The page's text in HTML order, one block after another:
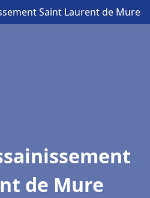
Saint Laurent de Mure
de Mure